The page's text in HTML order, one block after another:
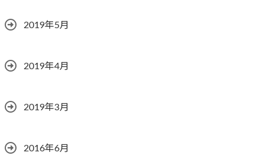
2019年5月
2019年4月
2019年3月
2016年6月